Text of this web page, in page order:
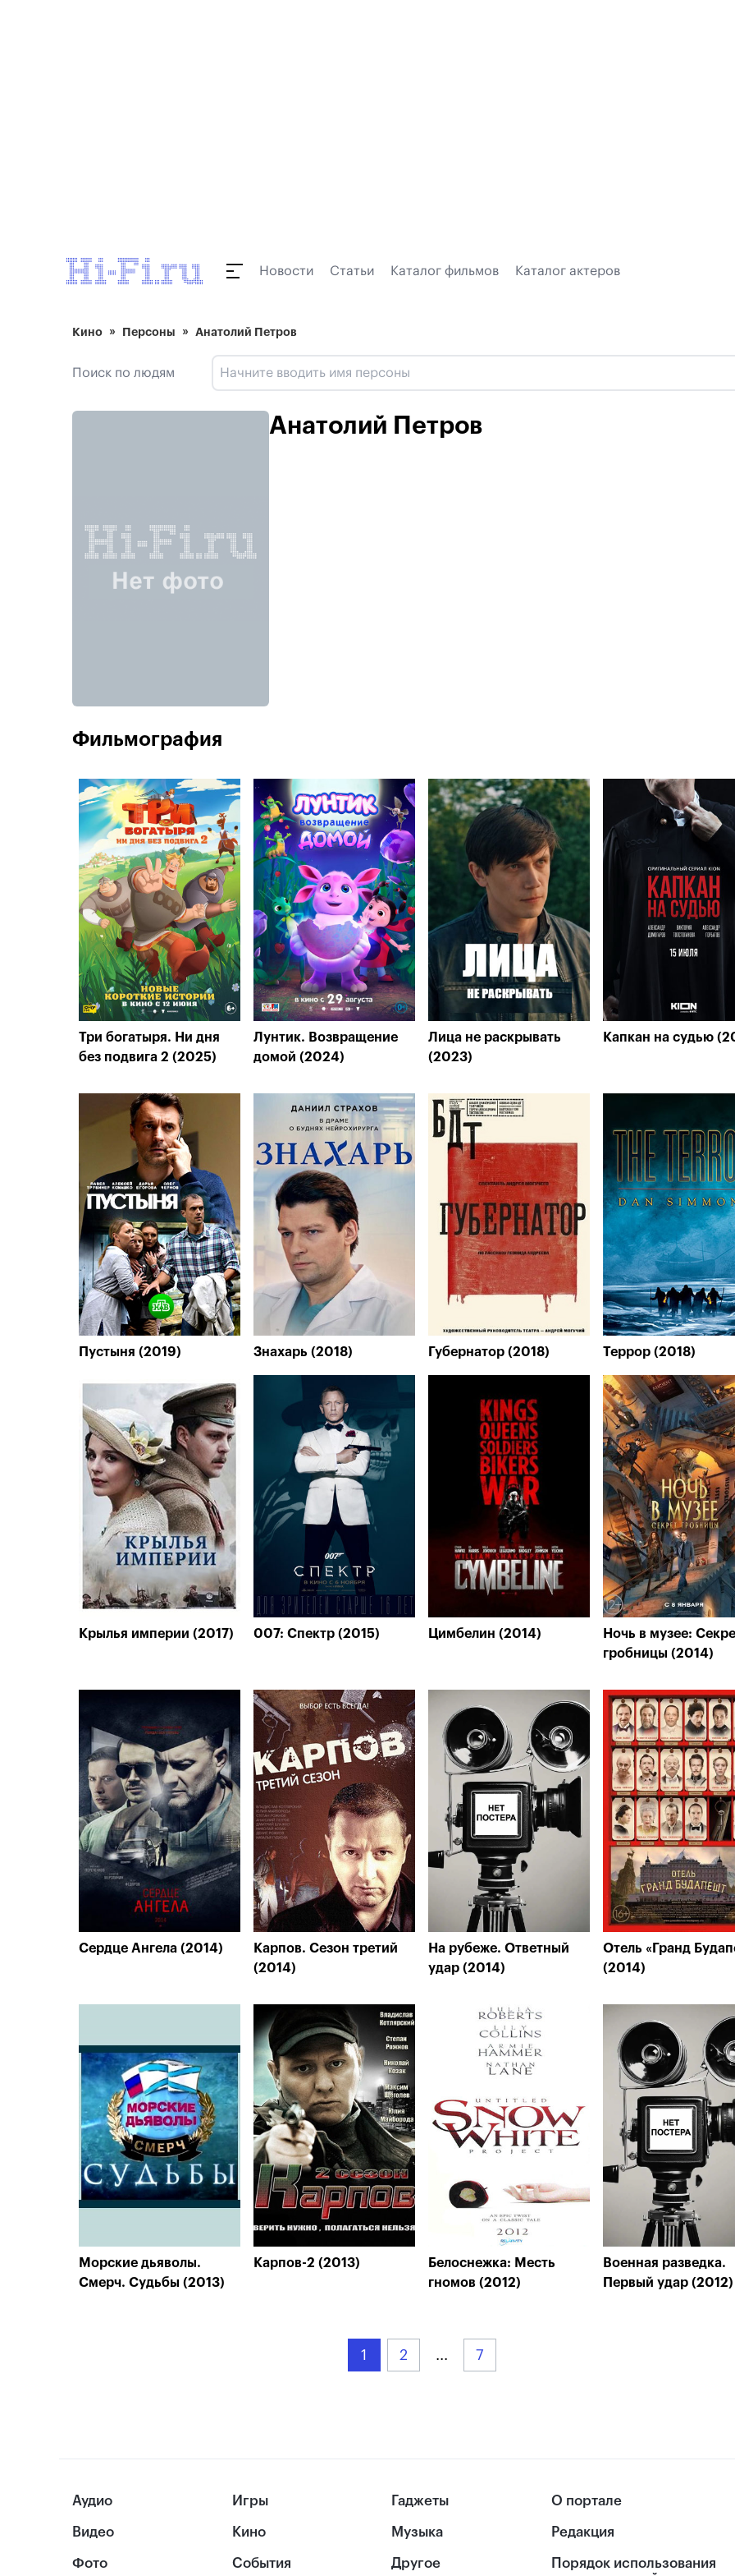
Новости Статьи Каталог фильмов Каталог актеров
Кино Персоны Анатолий Петров
Поиск по людям
Анатолий Петров
Фильмография
Три богатыря. Ни дня
без подвига 2 (2025)
Лунтик. Возвращение
домой (2024)
Лица не раскрывать
(2023)
Капкан на судью
Пустыня (2019) Знахарь (2018) Губернатор (2018) Террор (2018)
Крылья империи (2017) 007: Спектр (2015) Цимбелин (2014)
Ночь в музее:
гробницы (2014)
Сердце Ангела (2014)
Карпов. Сезон третий
(2014)
На рубеже. Ответный
удар (2014)
Отель «Гранд
(2014)
Морские дьяволы.
Смерч. Судьбы (2013)
Карпов-2 (2013)
Белоснежка: Месть
гномов (2012)
Военная разведка.
Первый удар (2012)
1 2 ... 7
Аудио
Видео
Фото
Игры
Кино
События
Гаджеты
Музыка
Другое
О портале
Редакция
Порядок использования